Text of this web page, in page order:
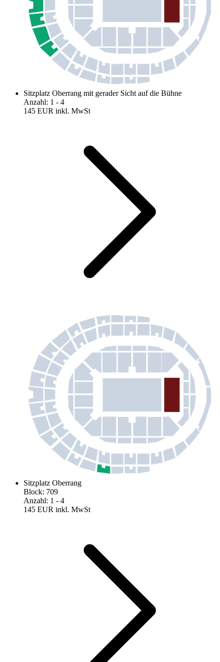
Sitzplatz Oberrang mit gerader Sicht auf die Bühne
Anzahl: 1 - 4
145 EUR inkl. MwSt
Sitzplatz Oberrang
Block: 709
Anzahl: 1 - 4
145 EUR inkl. MwSt